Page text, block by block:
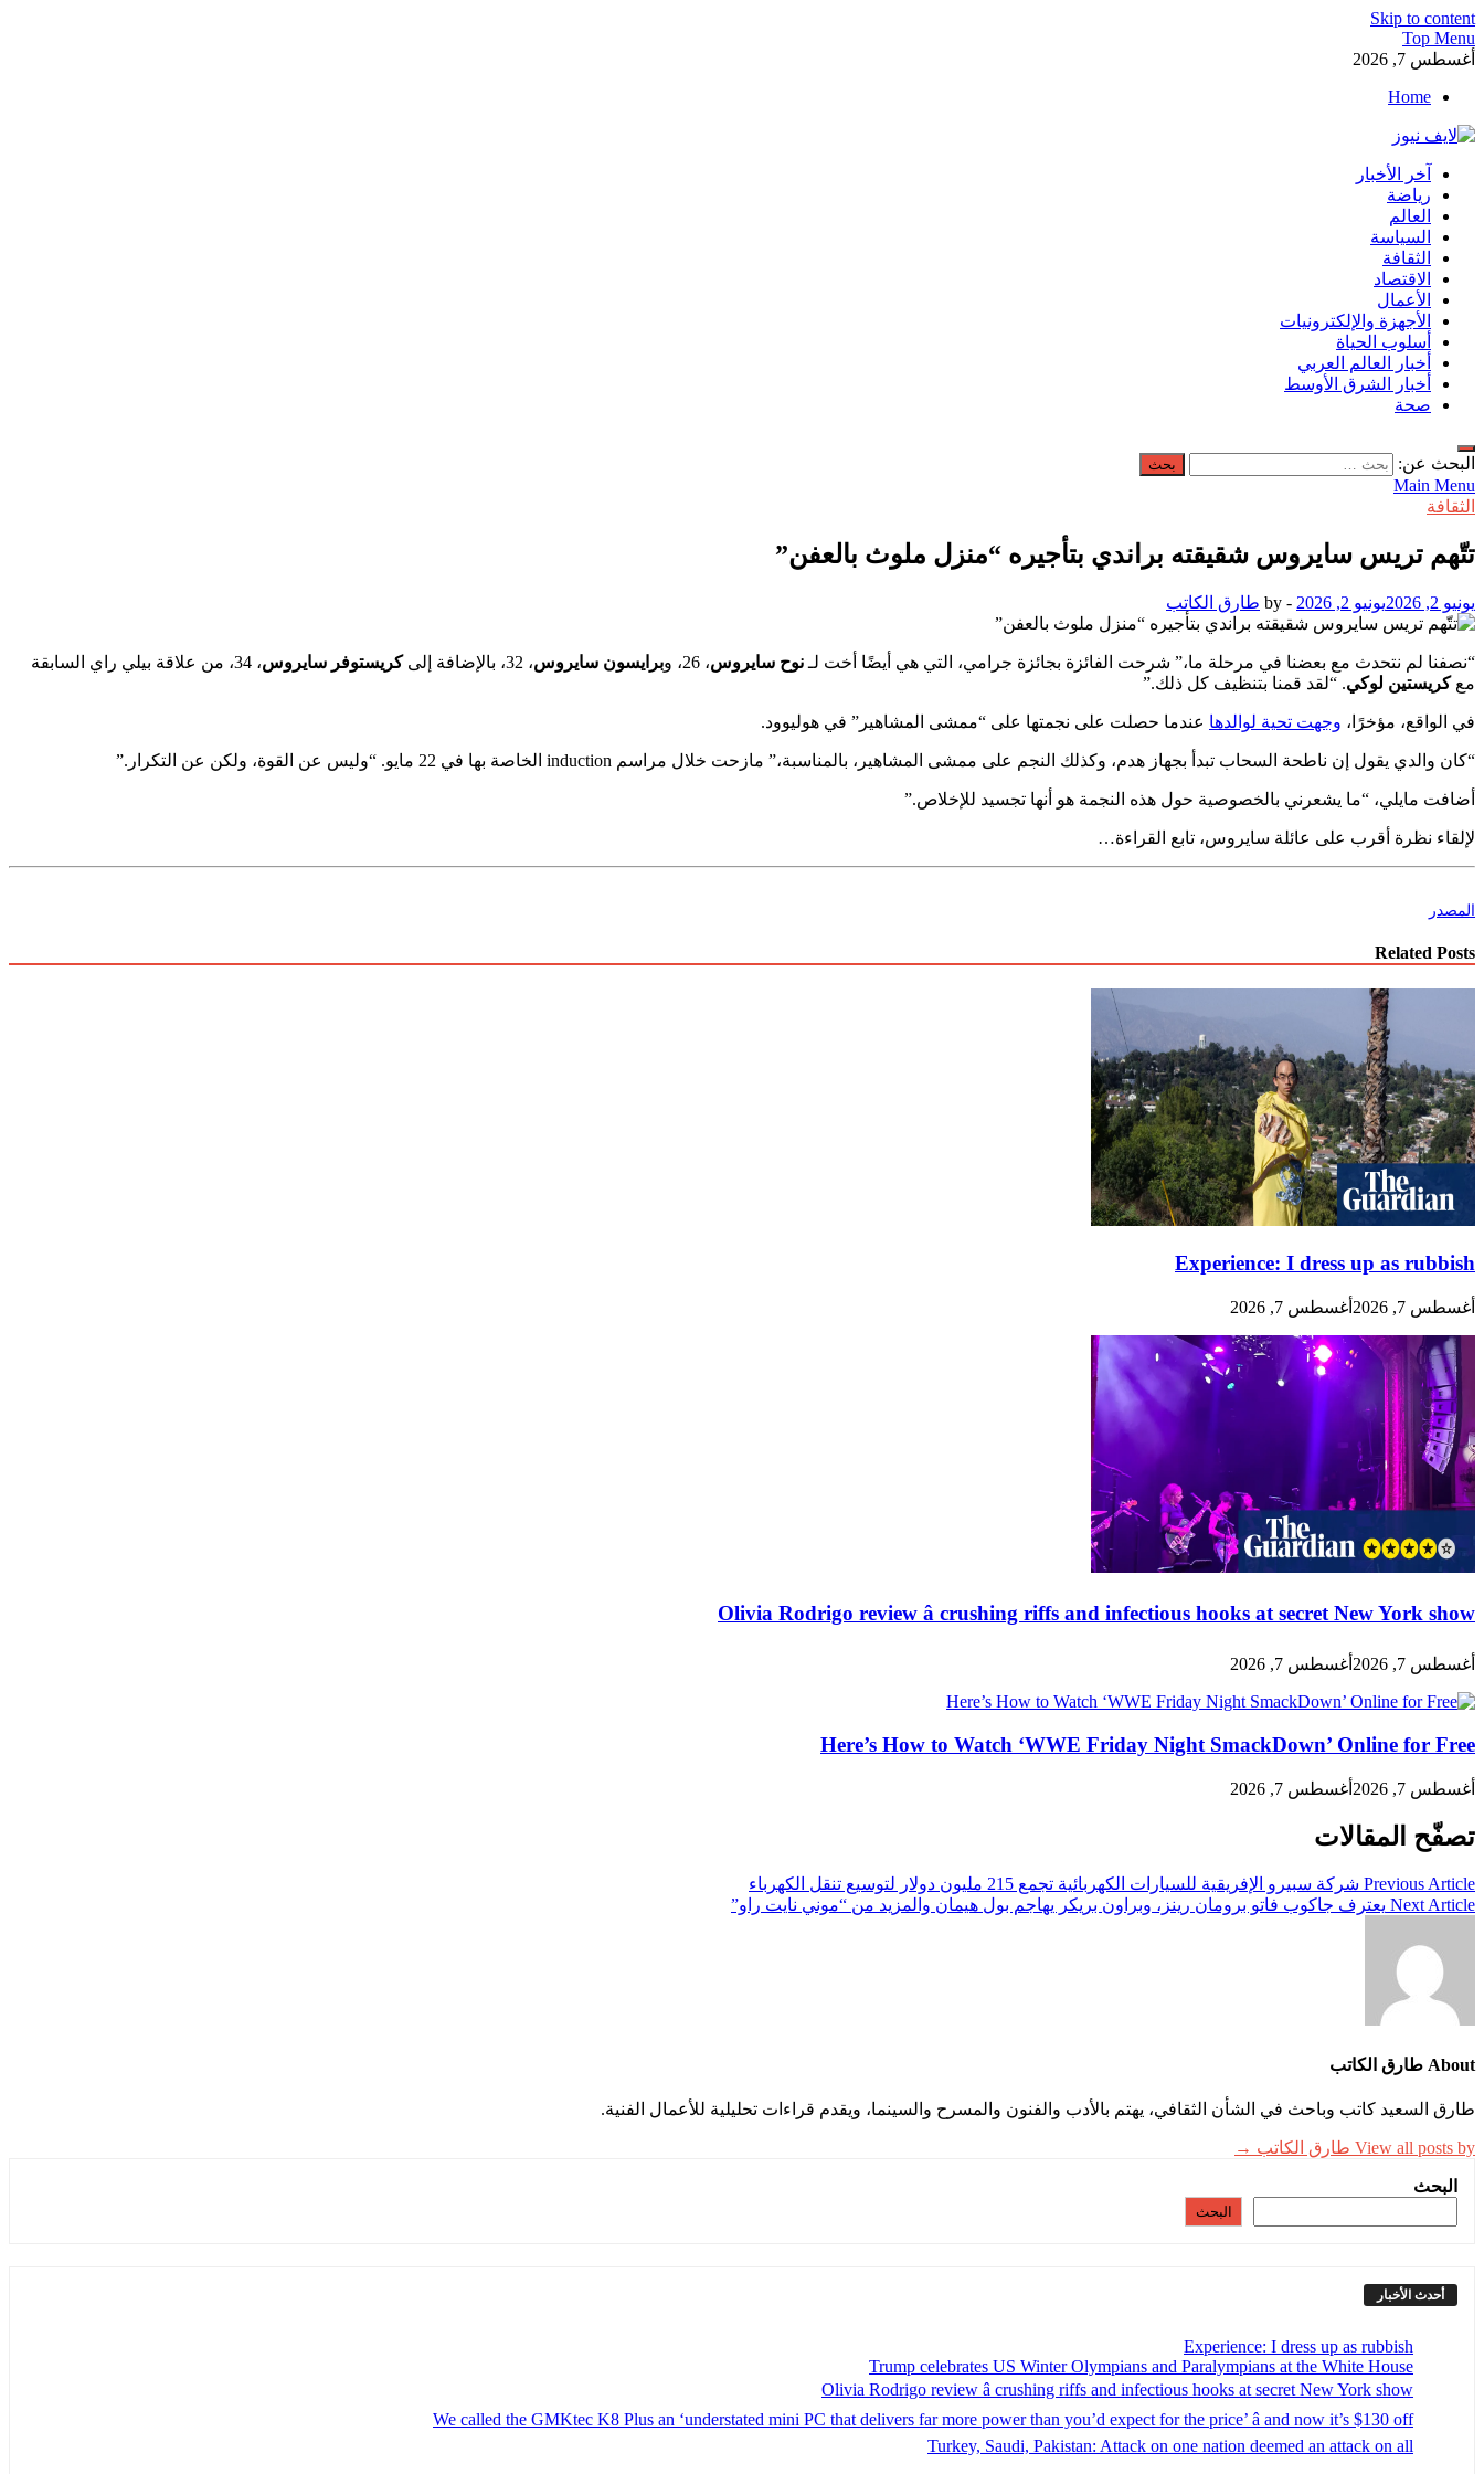
Skip to content
Top Menu
أغسطس 7, 2026
Home
لايف نيوز
آخر الأخبار العاجلة لحظة بلحظة من العالم العربي والعالم
آخر الأخبار
رياضة
العالم
السياسة
الثقافة
الاقتصاد
الأعمال
الأجهزة والإلكترونيات
أسلوب الحياة
أخبار العالم العربي
أخبار الشرق الأوسط
صحة
البحث عن:
Main Menu
الثقافة
تتّهم تريس سايروس شقيقته براندي بتأجيره “منزل ملوث بالعفن”
يونيو 2, 2026 يونيو 2, 2026 -
by طارق الكاتب
“نصفنا لم نتحدث مع بعضنا في مرحلة ما،” شرحت الفائزة بجائزة جرامي، التي هي أيضًا أخت لـ نوح سايروس، 26، و برايسون سايروس، 32، بالإضافة إلى كريستوفر سايروس
، 34، من علاقة بيلي راي السابقة
معكريستين لوكي. “لقد قمنا بتنظيف كل ذلك.”
في الواقع، مؤخرًا، وجهت تحية لوالدها عندما حصلت على نجمتها على “ممشى المشاهير” في هوليوود.
“كان والدي يقول إن ناطحة السحاب تبدأ بجهاز هدم، وكذلك النجم على ممشى المشاهير، بالمناسبة،” مازحت خلال مراسم induction الخاصة بها في 22 مايو. “وليس عن القوة، ولكن عن التكرار.”
أضافت مايلي، “ما يشعرني بالخصوصية حول هذه النجمة هو أنها تجسيد للإخلاص.”
لإلقاء نظرة أقرب على عائلة سايروس، تابع القراءة…
المصدر
Related Posts
Experience: I dress up as rubbish
أغسطس 7, 2026 أغسطس 7, 2026
Olivia Rodrigo review â crushing riffs and infectious hooks at secret New York show
أغسطس 7, 2026 أغسطس 7, 2026
Here’s How to Watch ‘WWE Friday Night SmackDown’ Online for Free
أغسطس 7, 2026 أغسطس 7, 2026
تصفّح المقالات
Previous Article شركة سبيرو الإفريقية للسيارات الكهربائية تجمع 215 مليون دولار لتوسيع تنقل الكهرباء
Next Article يعترف جاكوب فاتو برومان رينز، وبراون بريكر يهاجم بول هيمان والمزيد من “موني نايت راو”
About طارق الكاتب
طارق السعيد كاتب وباحث في الشأن الثقافي، يهتم بالأدب والفنون والمسرح والسينما، ويقدم قراءات تحليلية للأعمال الفنية.
View all posts by طارق الكاتب →
البحث
البحث
أحدث الأخبار
Experience: I dress up as rubbish
Trump celebrates US Winter Olympians and Paralympians at the White House
Olivia Rodrigo review â crushing riffs and infectious hooks at secret New York show
We called the GMKtec K8 Plus an ‘understated mini PC that delivers far more power than you’d expect for the price’ â and now it’s $130 off
Turkey, Saudi, Pakistan: Attack on one nation deemed an attack on all